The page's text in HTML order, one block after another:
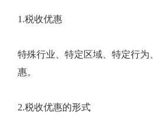
1.税收优惠
特殊行业、特定区域、特定行为
惠。
2.税收优惠的形式